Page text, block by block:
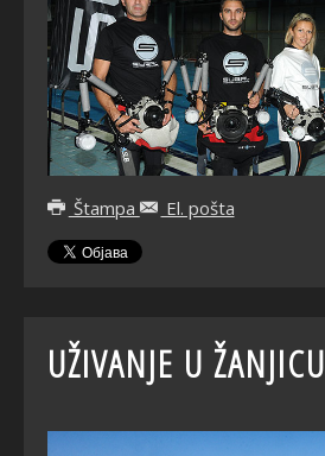
Štampa El. pošta
UŽIVANJE U ŽANJICU